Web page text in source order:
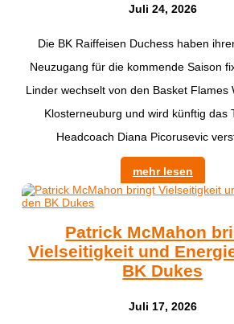
Juli 24, 2026
Die BK Raiffeisen Duchess haben
Neuzugang für die kommende Saison
Linder wechselt von den Basket Flames
Klosterneuburg und wird künftig das
Headcoach Diana Picorusevic
mehr lesen
Patrick McMahon
Vielseitigkeit und
BK Dukes
Juli 17, 2026